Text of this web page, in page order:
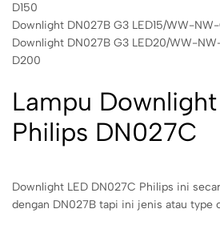
D150
Downlight DN027B G3 LED15/WW-
Downlight DN027B G3 LED20/WW-
D200
Lampu Downlight
Philips DN027C
Downlight LED DN027C Philips ini
dengan DN027B tapi ini jenis atau type